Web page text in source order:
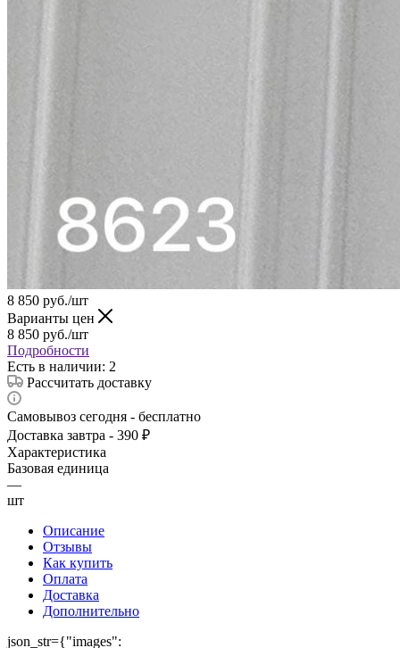
8 850 руб./шт
Варианты цен
8 850 руб./шт
Подробности
Есть в наличии: 2
Рассчитать доставку
Самовывоз сегодня - бесплатно
Доставка завтра - 390 ₽
Характеристика
Базовая единица
—
шт
Описание
Отзывы
Как купить
Оплата
Доставка
Дополнительно
json_str={"images":